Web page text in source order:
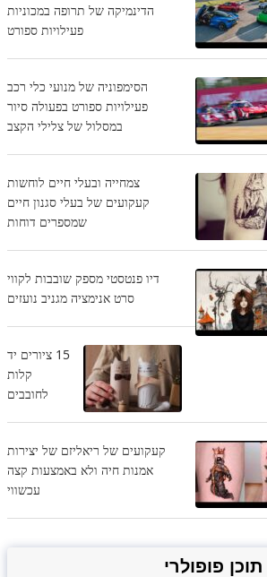
הדינמיקה של תרופה במכוניות
פעילויות ספורט
הסימפוניה של מנועי כלי רכב
פעילויות ספורט בפעולה סיור
במסלול של צלילי הקצב
צמחייה ובעלי חיים לוחשות
קעקועים של בעלי סגנון חיים
שמספרים דוחות
דיו פנטסטי מספק שובבות לקווי
סרט אנימציה מגניב נועזים
15 ציורים יד
קלות
לחובבים
קעקועים של ריאליזם של יצירות
אמנות חיה ולא באמצעות קצה
עכשווי
תוכן פופולרי